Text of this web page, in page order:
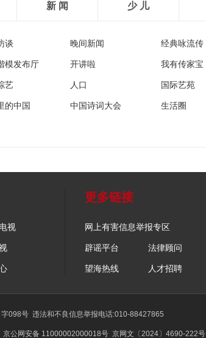
新 闻
少 儿
谈 晚间新闻 经典咏流传
模发布厅 开讲啦 我有传家宝
艺 人口 国际艺苑
的中国 中国诗词大会 生活圈
视
更多链接
网上有害信息举报专区
辟谣平台 法律顾问
望海热线 人才招聘
098号 违法和不良信息举报电话:010-88427865
京公网安备 11000002000018号 京网文〔2024〕4690-222号